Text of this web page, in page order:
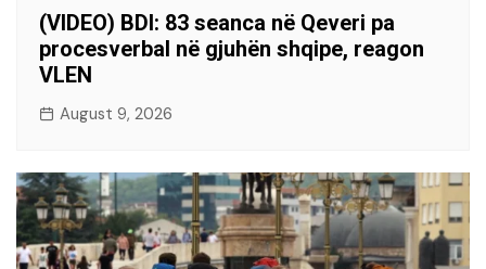
(VIDEO) BDI: 83 seanca në Qeveri pa
procesverbal në gjuhën shqipe, reagon
VLEN
August 9, 2026